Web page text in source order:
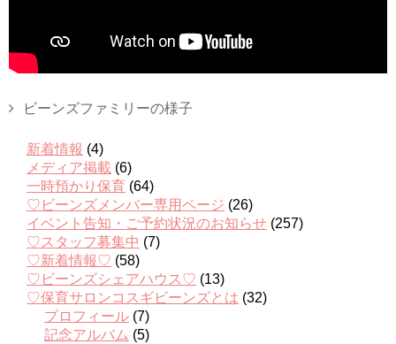
ビーンズファミリーの様子
新着情報 (4)
メディア掲載 (6)
一時預かり保育 (64)
♡ビーンズメンバー専用ページ (26)
イベント告知・ご予約状況のお知らせ (257)
♡スタッフ募集中 (7)
♡新着情報♡ (58)
♡ビーンズシェアハウス♡ (13)
♡保育サロンコスギビーンズとは (32)
プロフィール (7)
記念アルバム (5)